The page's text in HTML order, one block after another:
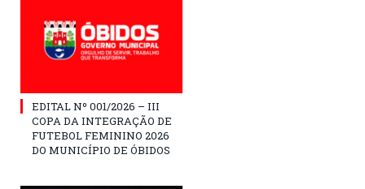
EDITAL Nº 001/2026 – III
COPA DA INTEGRAÇÃO DE
FUTEBOL FEMININO 2026
DO MUNICÍPIO DE ÓBIDOS